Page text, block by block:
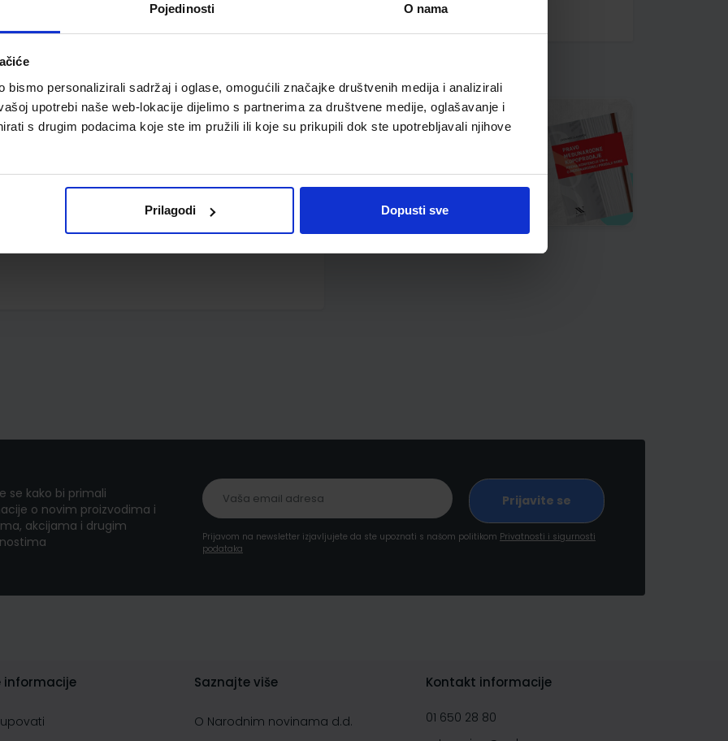
Pojedinosti O nama
bismo personalizirali sadržaj i oglase, omogućili značajke društvenih medija i analizirali
upotrebi naše web-lokacije dijelimo s partnerima za društvene medije, oglašavanje i
s drugim podacima koje ste im pružili ili koje su prikupili dok ste upotrebljavali njihove
Prilagodi Dopusti sve
poruke i podsjetnike; ne ostavlja tragove nakon
se kako bi primali
o novim proizvodima i
akcijama i drugim
Prijavom na newsletter izjavljujete da ste upoznati s našom politikom Privatnosti i sigurnosti
podataka
informacije Saznajte više
O Narodnim novinama d.d.
Kontakt informacije
01 650 28 80